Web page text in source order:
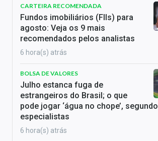
CARTEIRA RECOMENDADA
Fundos imobiliários (FIIs) para
agosto: Veja os 9 mais
recomendados pelos analistas
6 hora(s) atrás
BOLSA DE VALORES
Julho estanca fuga de
estrangeiros do Brasil; o que
pode jogar ‘água no chope’, segundo
especialistas
6 hora(s) atrás